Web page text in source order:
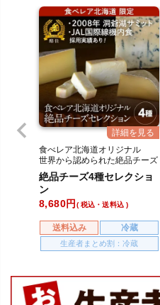
食べレア北海道オリジナル
世界から認められた絶品チーズ
セット。
絶品チーズ4種セレクショ
ン
送料込み 冷蔵
生産者まとめ割：冷蔵
8,680 税込・送料込